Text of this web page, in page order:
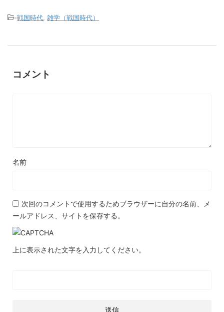
-戦国時代 雑学（戦国時代）
コメント
名前
次回のコメントで使用するためブラウザーに自分の名前、メ
ールアドレス、サイトを保存する。
上に表示された文字を入力してください。